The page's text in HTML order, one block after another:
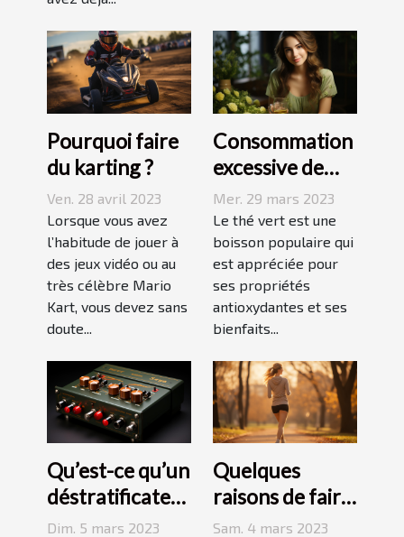
Pourquoi faire
du karting ?
Ven. 28 avril 2023
Lorsque vous avez
l’habitude de jouer à
des jeux vidéo ou au
très célèbre Mario
Kart, vous devez sans
doute...
Consommation
excessive de
thé vert : quels
sont les
dangers pour la
peau ?
Mer. 29 mars 2023
Le thé vert est une
boisson populaire qui
est appréciée pour
ses propriétés
antioxydantes et ses
bienfaits...
Qu’est-ce qu’un
déstratificateur
?
Dim. 5 mars 2023
Quelques
raisons de faire
du sport
Sam. 4 mars 2023